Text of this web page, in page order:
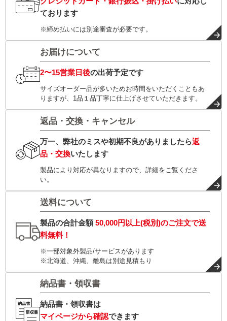
ております
※締め払いには別途審査が必要です。
お届けについて
2〜15営業日後の出荷予定です
サイズオーダー品が多いためお時間をいただくこともあ
りますが、1品１品丁寧に仕上げさせていただきます。
返品・交換・キャンセル
万一、弊社のミスや初期不良がありましたら返
品・交換いたします
製品により対応が異なりますので、詳細をご覧くださ
い。
送料について
製品の合計金額50,000円以上(税別)のご注文で送
料無料！
※一部対象外製品/サービスがあります
※北海道、沖縄、離島は別途見積もり
納品書・領収書
納品書・領収書は
マイページから確認できます